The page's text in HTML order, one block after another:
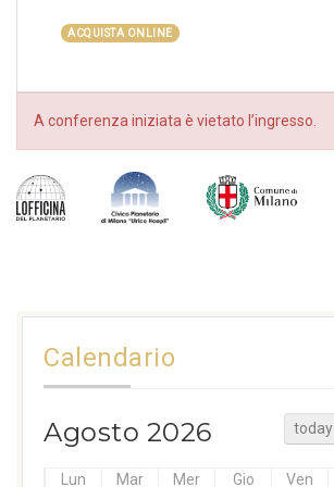
ACQUISTA ONLINE
A conferenza iniziata è vietato l’ingresso.
Calendario
Agosto 2026 today
Lun Mar Mer Gio Ven